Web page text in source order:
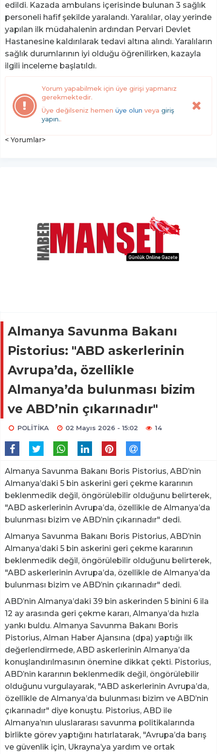
edildi. Kazada ambulans içerisinde bulunan 3 sağlık
personeli hafif şekilde yaralandı. Yaralılar, olay yerinde
yapılan ilk müdahalenin ardından Pervari Devlet
Hastanesine kaldırılarak tedavi altına alındı. Yaralıların
sağlık durumlarının iyi olduğu öğrenilirken, kazayla
ilgili inceleme başlatıldı.
Yorum yapabilmek için üye girişi yapmanız
gerekmektedir.
Üye değilseniz hemen üye olun veya giriş
yapın..
< Yorumlar>
Almanya Savunma Bakanı
Pistorius: "ABD askerlerinin
Avrupa’da, özellikle
Almanya’da bulunması bizim
ve ABD’nin çıkarınadır"
POLİTİKA 02 Mayıs 2026 - 15:02 14
Almanya Savunma Bakanı Boris Pistorius, ABD’nin
Almanya’daki 5 bin askerini geri çekme kararının
beklenmedik değil, öngörülebilir olduğunu belirterek,
"ABD askerlerinin Avrupa’da, özellikle de Almanya’da
bulunması bizim ve ABD’nin çıkarınadır" dedi.
Almanya Savunma Bakanı Boris Pistorius, ABD’nin
Almanya’daki 5 bin askerini geri çekme kararının
beklenmedik değil, öngörülebilir olduğunu belirterek,
"ABD askerlerinin Avrupa’da, özellikle de Almanya’da
bulunması bizim ve ABD’nin çıkarınadır" dedi.
ABD’nin Almanya’daki 39 bin askerinden 5 binini 6 ila
12 ay arasında geri çekme kararı, Almanya’da hızla
yankı buldu. Almanya Savunma Bakanı Boris
Pistorius, Alman Haber Ajansına (dpa) yaptığı ilk
değerlendirmede, ABD askerlerinin Almanya’da
konuşlandırılmasının önemine dikkat çekti. Pistorius,
ABD’nin kararının beklenmedik değil, öngörülebilir
olduğunu vurgulayarak, "ABD askerlerinin Avrupa’da,
özellikle de Almanya’da bulunması bizim ve ABD’nin
çıkarınadır" diye konuştu. Pistorius, ABD ile
Almanya’nın uluslararası savunma politikalarında
birlikte görev yaptığını hatırlatarak, "Avrupa’da barış
ve güvenlik için, Ukrayna’ya yardım ve ortak